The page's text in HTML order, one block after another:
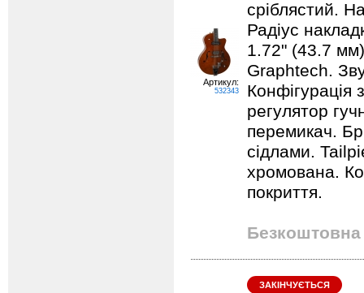
Артикул:
532343
сріблястий.
Радіус
1.72" (43.7
Graphtech.
Конфігурація
регулятор
перемикач.
сідлами.
хромована.
покриття.
Безкоштовна
ЗАКІНЧУЄТЬСЯ